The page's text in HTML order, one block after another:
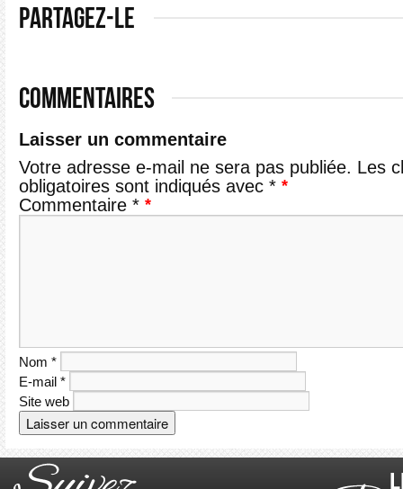
PARTAGEZ-LE
COMMENTAIRES
Laisser un commentaire
Votre adresse e-mail ne sera pas publiée. Les
obligatoires sont indiqués avec *
Commentaire *
Nom *
E-mail *
Site web